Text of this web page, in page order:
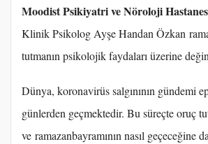
Moodist Psikiyatri ve Nöroloji
Klinik Psikolog Ayşe Handan Özkan
tutmanın psikolojik faydaları üzerine
Dünya, koronavirüs salgınının gündemi
günlerden geçmektedir. Bu süreçte oruç
ve ramazanbayramının nasıl geçeceğine